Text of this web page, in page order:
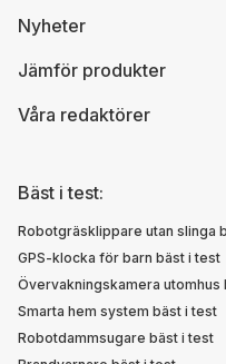
Nyheter
Jämför produkter
Våra redaktörer
Bäst i test:
Robotgräsklippare utan slinga
GPS-klocka för barn bäst i test
Övervakningskamera utomhus
Smarta hem system bäst i test
Robotdammsugare bäst i test